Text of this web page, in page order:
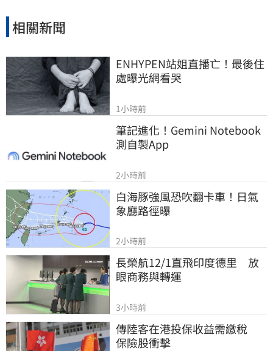
相關新聞
ENHYPEN站姐直播亡！最後住
處曝光網看哭
1小時前
筆記進化！Gemini Notebook
測自製App
2小時前
白海豚強風恐吹翻卡車！日氣
象廳路徑曝
2小時前
長榮航12/1直飛印度德里　放
眼商務與轉運
3小時前
傳陸客在港投保收益需繳稅
保險股衝擊